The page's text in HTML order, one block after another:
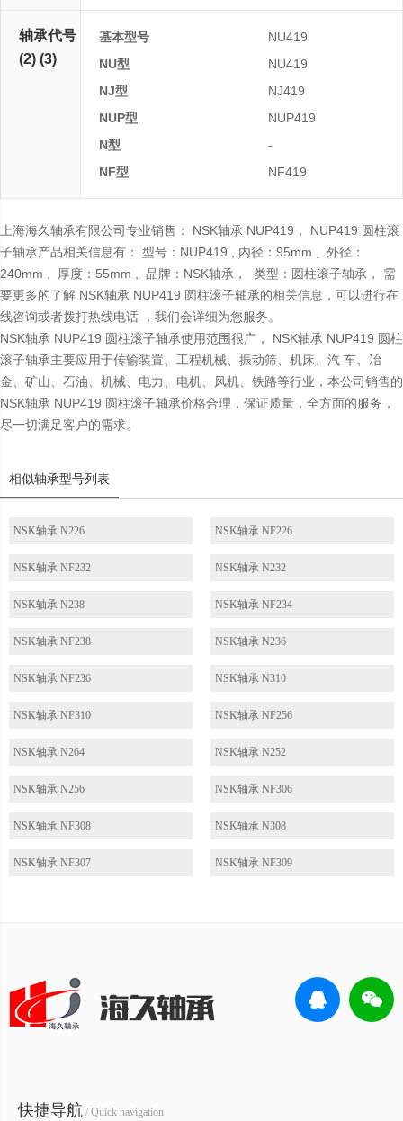
轴承代号
(2) (3)
基本型号
NU419
NU型
NU419
NJ型
NJ419
NUP型
NUP419
N型
-
NF型
NF419
上海海久轴承有限公司专业销售： NSK轴承 NUP419， NUP419 圆柱滚
子轴承产品相关信息有： 型号：NUP419 , 内径：95mm , 外径：
240mm , 厚度：55mm , 品牌：NSK轴承， 类型：圆柱滚子轴承， 需
要更多的了解 NSK轴承 NUP419 圆柱滚子轴承的相关信息，可以进行在
线咨询或者拨打热线电话 ，我们会详细为您服务。
NSK轴承 NUP419 圆柱滚子轴承使用范围很广， NSK轴承 NUP419 圆柱
滚子轴承主要应用于传输装置、工程机械、振动筛、机床、汽 车、冶
金、矿山、石油、机械、电力、电机、风机、铁路等行业，本公司销售的
NSK轴承 NUP419 圆柱滚子轴承价格合理，保证质量，全方面的服务，
尽一切满足客户的需求。
相似轴承型号列表
NSK轴承 N226 NSK轴承 NF226
NSK轴承 NF232 NSK轴承 N232
NSK轴承 N238 NSK轴承 NF234
NSK轴承 NF238 NSK轴承 N236
NSK轴承 NF236 NSK轴承 N310
NSK轴承 NF310 NSK轴承 NF256
NSK轴承 N264 NSK轴承 N252
NSK轴承 N256 NSK轴承 NF306
NSK轴承 NF308 NSK轴承 N308
NSK轴承 NF307 NSK轴承 NF309
快捷导航 / Quick navigation